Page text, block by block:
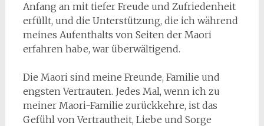
Anfang an mit tiefer Freude und Zufriedenheit
erfüllt, und die Unterstützung, die ich während
meines Aufenthalts von Seiten der Maori
erfahren habe, war überwältigend.
Die Maori sind meine Freunde, Familie und
engsten Vertrauten. Jedes Mal, wenn ich zu
meiner Maori-Familie zurückkehre, ist das
Gefühl von Vertrautheit, Liebe und Sorge